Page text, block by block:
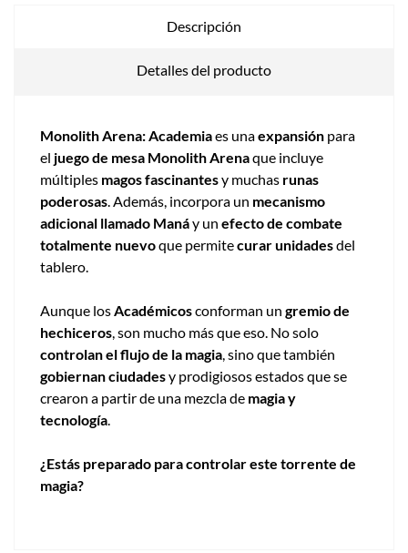
Descripción
Detalles del producto
Monolith Arena: Academiaes unaexpansión para
el juego de mesa Monolith Arenaque incluye
múltiples magos fascinantesy muchas runas
poderosas. Además, incorpora un mecanismo
adicional llamado Manáy un efecto de combate
totalmente nuevoque permitecurar unidadesdel
tablero.
Aunque losAcadémicosconforman un gremio de
hechiceros, son mucho más que eso. No solo
controlan el flujo de la magia, sino que también
gobiernan ciudadesy prodigiosos estados que se
crearon a partir de una mezcla de magia y
tecnología.
¿Estás preparado para controlar este torrente de
magia?